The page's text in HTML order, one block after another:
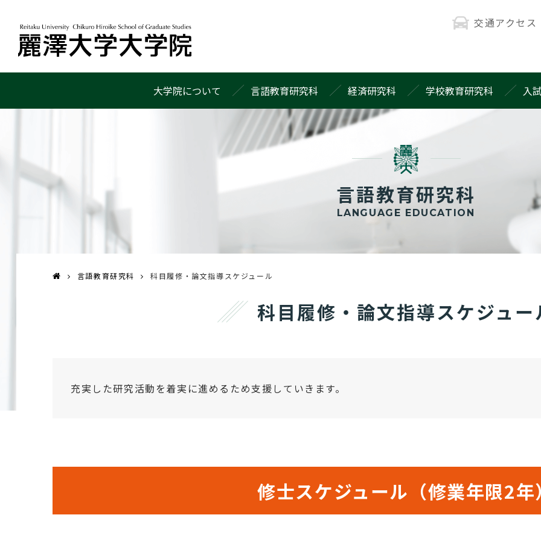
交通アクセス
大学院について 言語教育研究科 経済研究科 学校教育研究科 入
言語教育研究科
LANGUAGE EDUCATION
言語教育研究科 科目履修・論文指導スケジュール
科目履修・論文指導スケジュー
充実した研究活動を着実に進めるため支援していきます。
修士スケジュール （修業年限2